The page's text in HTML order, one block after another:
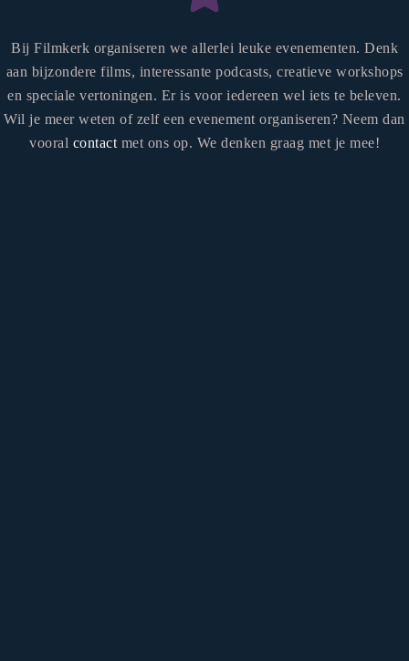
Bij Filmkerk organiseren we allerlei leuke evenementen. Denk
aan bijzondere films, interessante podcasts, creatieve workshops
en speciale vertoningen. Er is voor iedereen wel iets te beleven.
Wil je meer weten of zelf een evenement organiseren? Neem dan
vooral contact met ons op. We denken graag met je mee!